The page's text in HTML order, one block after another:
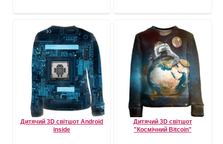
Дитячий 3D світшот Android
inside
Дитячий 3D світшот
"Космiчний Bitcoin"